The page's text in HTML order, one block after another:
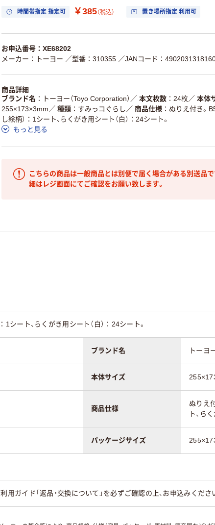
時間帯指定 指定可 ￥385（税込） 置き場所指定 利用可
お申込番号：XE68202
メーカー：トーヨー ／型番：310355 ／JANコード：
商品詳細
ブランド名
トーヨー（Toyo Corporation） ／ 本文枚数 24枚／ 本体
255×173×3mm ／ 種類 すみっコぐらし ／ 商品仕様
ぬりえ付き。
し絵柄）：1シート、らくがき用シート（白）：24シート。
もっと見る
こちらの商品は一般商品とは別便で届く場合がある別送品
細はレジ画面にてご確認をお願い致します。
1シート、らくがき用シート（白）：24シート。
ブランド名 トーヨ
本体サイズ
商品仕様
ぬりえ
ト、ら
パッケージサイズ
用ガイド「返品・交換について」を必ずご確認の上、お申込みくださ